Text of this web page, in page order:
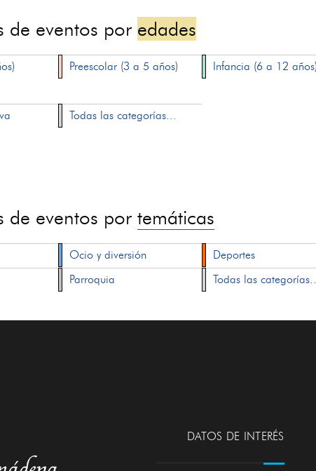
de eventos por edades
Preescolar (3 a 5 años) Infancia (6 a 12 años)
Todas las categorías...
de eventos portemáticas
Ocio y diversión Deportes
Parroquia Todas las
DATOS DE INTERÉS